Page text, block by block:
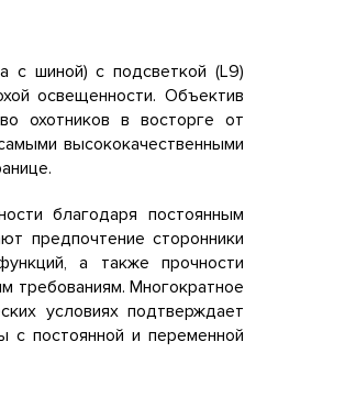
с шиной) с подсветкой (L9)
освещенности. Объектив
охотников в восторге от
высококачественными
благодаря постоянным
предпочтение сторонники
а также прочности
требованиям. Многократное
условиях подтверждает
с постоянной и переменной